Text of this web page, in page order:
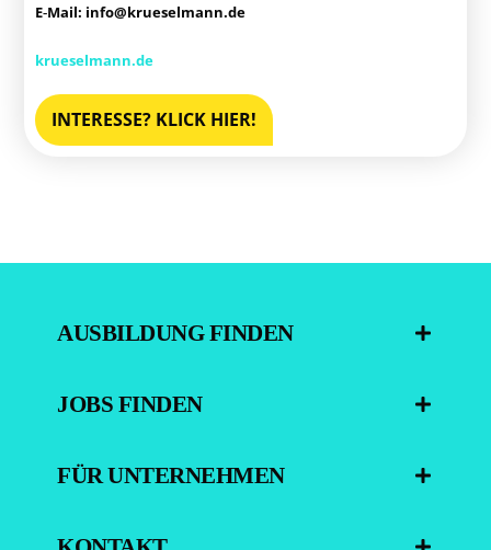
E‑Mail: info@krueselmann.de
krueselmann.de
INTERESSE? KLICK HIER!
AUSBILDUNG FINDEN
JOBS FINDEN
FÜR UNTERNEHMEN